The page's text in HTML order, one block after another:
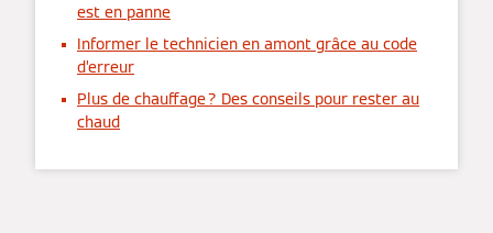
est en panne
Informer le technicien en amont grâce au code
d’erreur
Plus de chauffage ? Des conseils pour rester au
chaud